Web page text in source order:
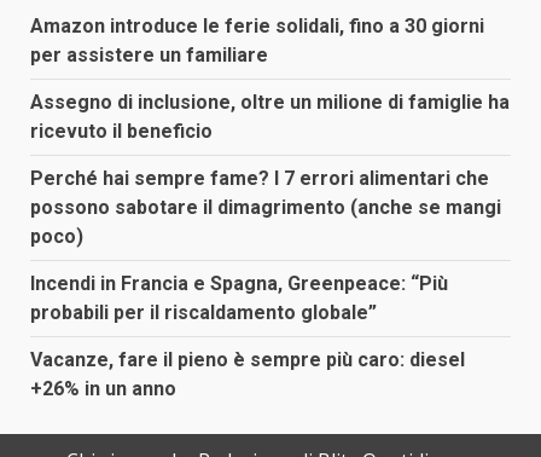
Amazon introduce le ferie solidali, fino a 30 giorni
per assistere un familiare
Assegno di inclusione, oltre un milione di famiglie ha
ricevuto il beneficio
Perché hai sempre fame? I 7 errori alimentari che
possono sabotare il dimagrimento (anche se mangi
poco)
Incendi in Francia e Spagna, Greenpeace: “Più
probabili per il riscaldamento globale”
Vacanze, fare il pieno è sempre più caro: diesel
+26% in un anno